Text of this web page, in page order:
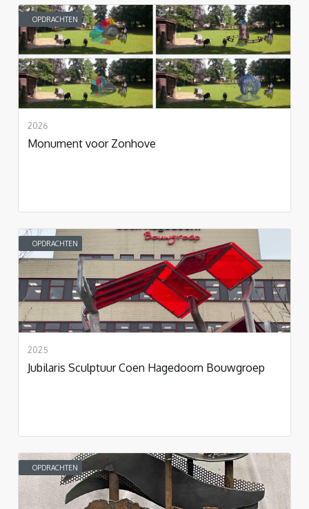
OPDRACHTEN
2026
Monument voor Zonhove
OPDRACHTEN
2025
Jubilaris Sculptuur Coen Hagedoorn Bouwgroep
OPDRACHTEN